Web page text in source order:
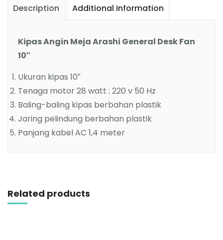
Description Additional information
Kipas Angin Meja Arashi General Desk Fan
10″
Ukuran kipas 10″
Tenaga motor 28 watt ; 220 v 50 Hz
Baling-baling kipas berbahan plastik
Jaring pelindung berbahan plastik
Panjang kabel AC 1,4 meter
Related products